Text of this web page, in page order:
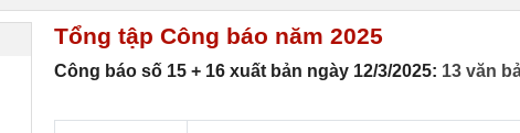
Tổng tập Công báo năm 2025
Công báo số 15 + 16 xuất bản ngày 12/3/2025: 13 văn